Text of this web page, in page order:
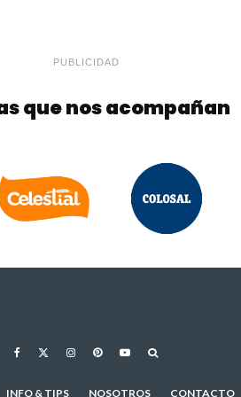
PUBLICIDAD
que nos acompañan
INFO & TIPS NOSOTROS CONTACTO